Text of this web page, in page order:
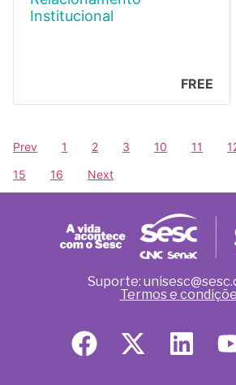
Institucional
FREE
Prev 1 2 3 10 11
15
16 Next
Suporte:
Termos e